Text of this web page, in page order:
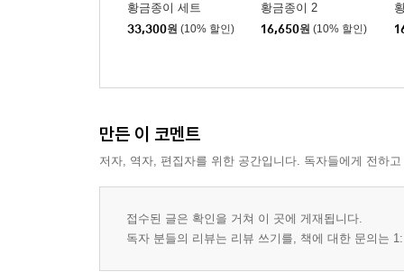
황금종이 세트
33,300원 (10% 할인)
황금종이 2
16,650원 (10% 할인)
만든 이 코멘트
저자, 역자, 편집자를 위한 공간입니다. 독자들에게 전하
접수된 글은 확인을 거쳐 이 곳에 게재됩니다.
독자 분들의 리뷰는 리뷰 쓰기를, 책에 대한 문의는